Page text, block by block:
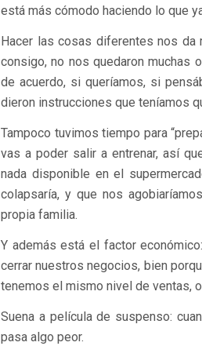
está más cómodo haciendo lo que
Hacer las cosas diferentes nos da
consigo, no nos quedaron muchas
de acuerdo, si queríamos, si
dieron instrucciones que teníamos
Tampoco tuvimos tiempo para
vas a poder salir a entrenar, así
nada disponible en el
colapsaría, y que nos
propia familia.
Y además está el factor
cerrar nuestros negocios, bien
tenemos el mismo nivel de ventas,
Suena a película de suspenso:
pasa algo peor.